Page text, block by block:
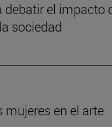
debatir el impacto
sociedad
mujeres en el arte